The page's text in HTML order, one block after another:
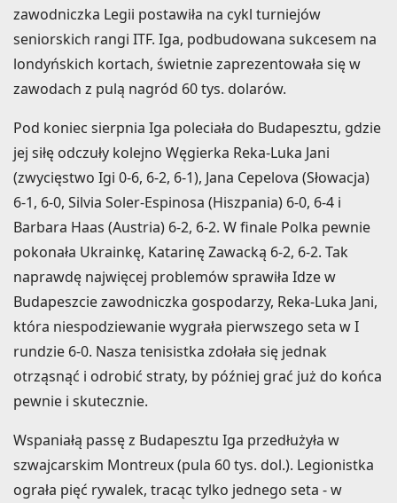
zawodniczka Legii postawiła na cykl turniejów
seniorskich rangi ITF. Iga, podbudowana sukcesem na
londyńskich kortach, świetnie zaprezentowała się w
zawodach z pulą nagród 60 tys. dolarów.
Pod koniec sierpnia Iga poleciała do Budapesztu, gdzie
jej siłę odczuły kolejno Węgierka Reka-Luka Jani
(zwycięstwo Igi 0-6, 6-2, 6-1), Jana Cepelova (Słowacja)
6-1, 6-0, Silvia Soler-Espinosa (Hiszpania) 6-0, 6-4 i
Barbara Haas (Austria) 6-2, 6-2. W finale Polka pewnie
pokonała Ukrainkę, Katarinę Zawacką 6-2, 6-2. Tak
naprawdę najwięcej problemów sprawiła Idze w
Budapeszcie zawodniczka gospodarzy, Reka-Luka Jani,
która niespodziewanie wygrała pierwszego seta w I
rundzie 6-0. Nasza tenisistka zdołała się jednak
otrząsnąć i odrobić straty, by później grać już do końca
pewnie i skutecznie.
Wspaniałą passę z Budapesztu Iga przedłużyła w
szwajcarskim Montreux (pula 60 tys. dol.). Legionistka
ograła pięć rywalek, tracąc tylko jednego seta - w